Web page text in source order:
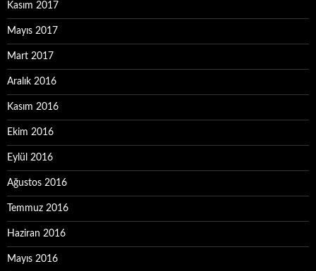
Kasım 2017
Mayıs 2017
Mart 2017
Aralık 2016
Kasım 2016
Ekim 2016
Eylül 2016
Ağustos 2016
Temmuz 2016
Haziran 2016
Mayıs 2016